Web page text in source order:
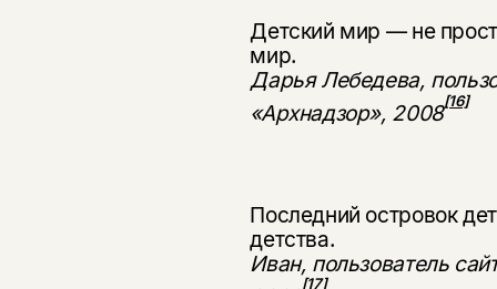
Детский мир — не
мир.
Дарья Лебедева,
«Архнадзор», 2008[16]
Последний островок
детства.
Иван, пользователь
[17]